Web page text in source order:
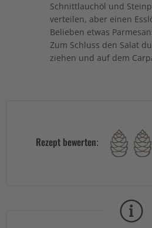
Schnittlauchöl und
verteilen, aber einen
Belieben etwas
Zum Schluss den Salat
ziehen und auf dem
Rezept bewerten: